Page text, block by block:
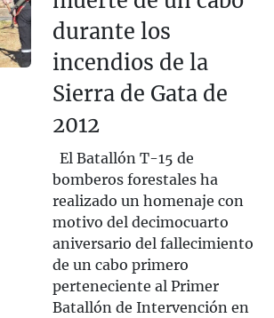
durante los
incendios de la
Sierra de Gata de
2012
El Batallón T-15 de
bomberos forestales ha
realizado un homenaje con
motivo del decimocuarto
aniversario del fallecimiento
de un cabo primero
perteneciente al Primer
Batallón de Intervención en